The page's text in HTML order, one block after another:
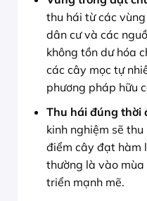
thu hái từ các
dân cư và các
không tồn dư hóa
các cây mọc tự
phương pháp hữu
Thu hái đúng thời
kinh nghiệm sẽ
điểm cây đạt hàm
thường là vào
triển mạnh mẽ.